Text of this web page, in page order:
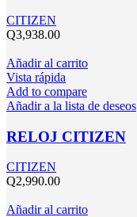
CITIZEN
Q3,938.00
Añadir al carrito
Vista rápida
Add to compare
Añadir a la lista de deseos
RELOJ CITIZEN
CITIZEN
Q2,990.00
Añadir al carrito